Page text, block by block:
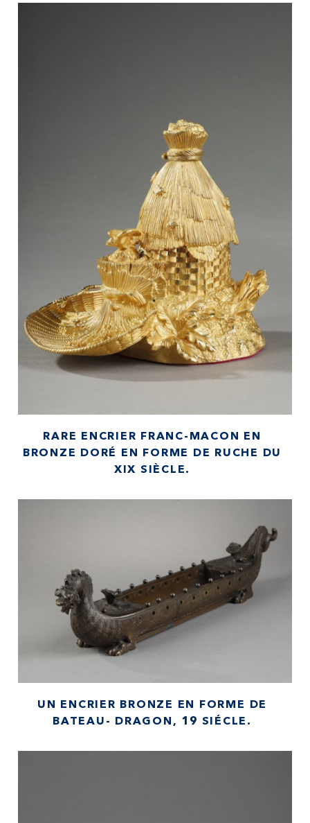
RARE ENCRIER FRANC-MACON EN
BRONZE DORÉ EN FORME DE RUCHE DU
XIX SIÈCLE.
UN ENCRIER BRONZE EN FORME DE
BATEAU- DRAGON, 19 SIÉCLE.